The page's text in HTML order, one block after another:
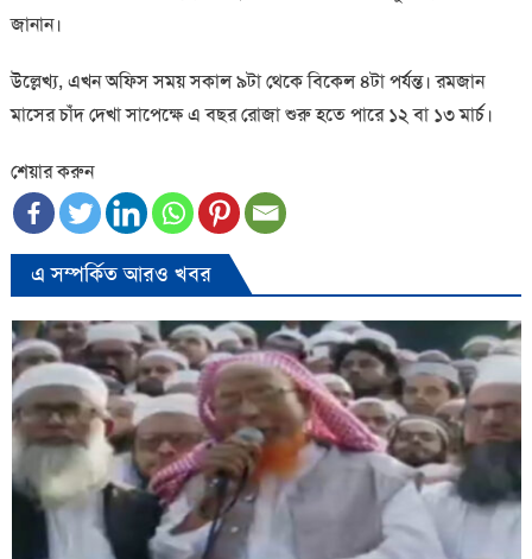
জানান।
উল্লেখ্য, এখন অফিস সময় সকাল ৯টা থেকে বিকেল ৪টা পর্যন্ত। রমজান
মাসের চাঁদ দেখা সাপেক্ষে এ বছর রোজা শুরু হতে পারে ১২ বা ১৩ মার্চ।
শেয়ার করুন
এ সম্পর্কিত আরও খবর